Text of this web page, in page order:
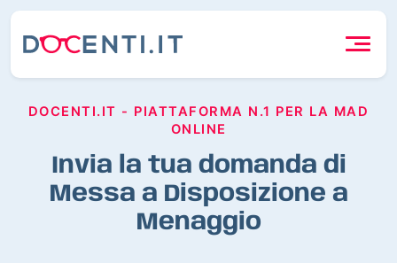
DOCENTI.IT - PIATTAFORMA N.1 PER LA MAD
ONLINE
Invia la tua domanda di
Messa a Disposizione a
Menaggio